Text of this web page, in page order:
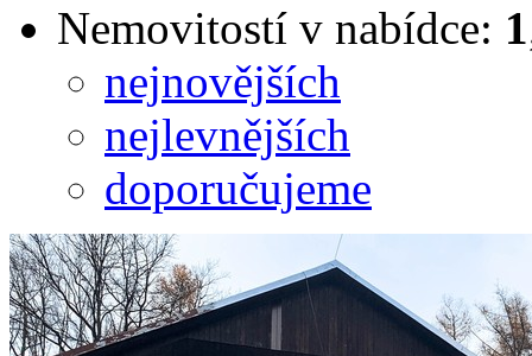
Nemovitostí v nabídce: 1
nejnovějších
nejlevnějších
doporučujeme